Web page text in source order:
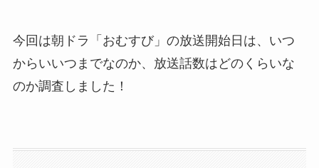
今回は朝ドラ「おむすび」の放送開始日は、いつ
からいいつまでなのか、放送話数はどのくらいな
のか調査しました！